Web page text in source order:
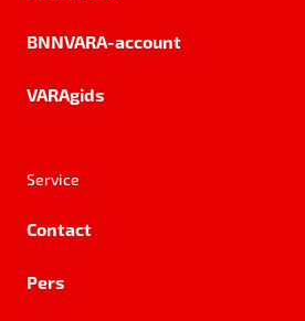
BNNVARA-account
VARAgids
Service
Contact
Pers